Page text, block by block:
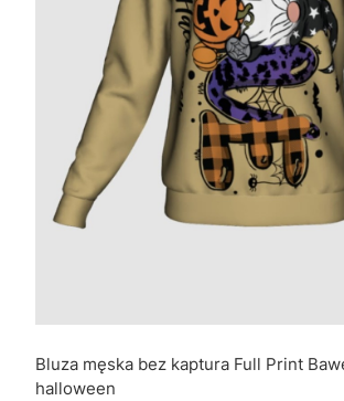
Bluza męska bez kaptura Full Print
halloween